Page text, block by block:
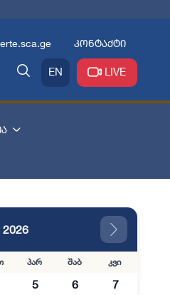
კონტაქტი
EN LIVE
პარ შაბ კვი
5 6
7